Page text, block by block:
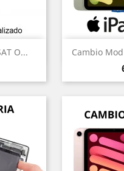
O... Cambio